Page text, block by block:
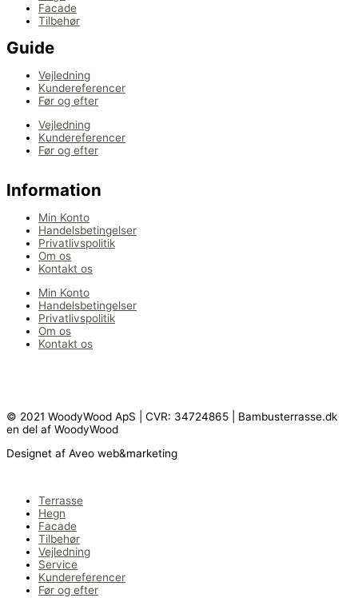
Facade
Tilbehør
Guide
Vejledning
Kundereferencer
Før og efter
Vejledning
Kundereferencer
Før og efter
Information
Min Konto
Handelsbetingelser
Privatlivspolitik
Om os
Kontakt os
Min Konto
Handelsbetingelser
Privatlivspolitik
Om os
Kontakt os
© 2021 WoodyWood ApS | CVR: 34724865 | Bambusterrasse.dk
en del af WoodyWood
Designet af Aveo web&marketing
Terrasse
Hegn
Facade
Tilbehør
Vejledning
Service
Kundereferencer
Før og efter